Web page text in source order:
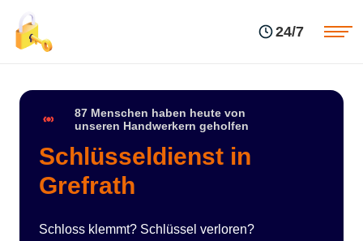
24/7
87 Menschen haben heute von
unseren Handwerkern geholfen
Schlüsseldienst in
Grefrath
Schloss klemmt? Schlüssel verloren?